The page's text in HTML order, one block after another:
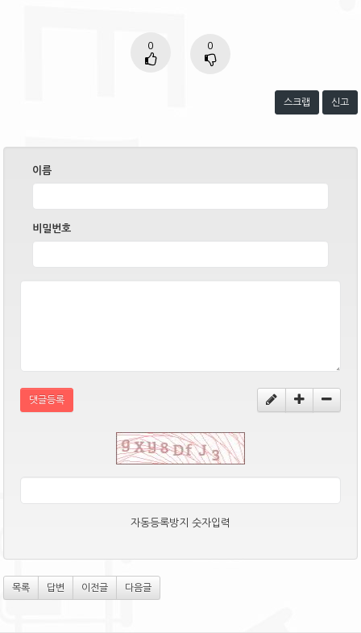
0 0
스크랩 신고
이름
비밀번호
댓글등록
자동등록방지 숫자입력
목록 답변 이전글 다음글